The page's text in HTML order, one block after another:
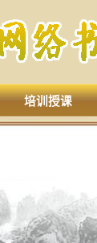
培训授课